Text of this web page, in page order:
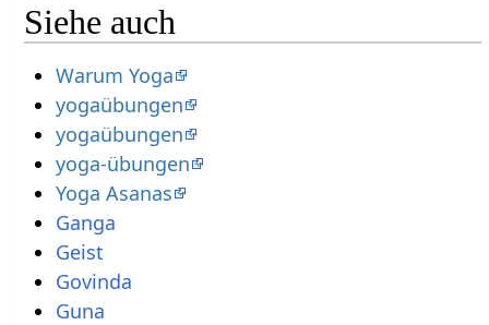
Siehe auch
Warum Yoga
yogaübungen
yogaübungen
yoga-übungen
Yoga Asanas
Ganga
Geist
Govinda
Guna